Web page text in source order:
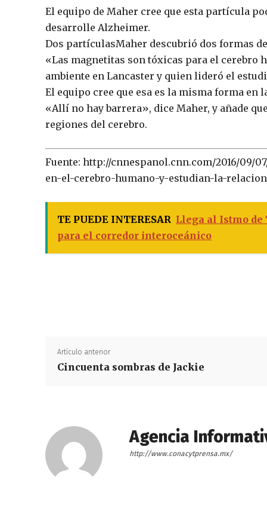
El equipo de Maher cree que esta partícula
desarrolle Alzheimer.
Dos partículasMaher descubrió dos formas
«Las magnetitas son tóxicas para el cerebro
ambiente en Lancaster y quien lideró el
El equipo cree que esa es la misma forma en
«Allí no hay barrera», dice Maher, y añade
regiones del cerebro.
Fuente: http://cnnespanol.cnn.com/2016/09/
en-el-cerebro-humano-y-estudian-la-
TE PUEDE INTERESAR Llega al Istmo de
para el corredor interoceánico
Artículo anterior
Cincuenta sombras de Jackie
Agencia
http://www.conacytprensa.mx/